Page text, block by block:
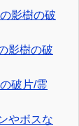
影樹の破
影樹の破
破片/霊
やボスな